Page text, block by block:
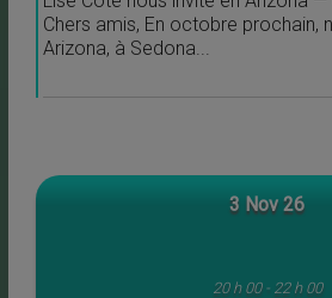
Chers amis, En octobre prochain,
Arizona, à Sedona...
3 Nov 26
20 h 00 - 22 h 00